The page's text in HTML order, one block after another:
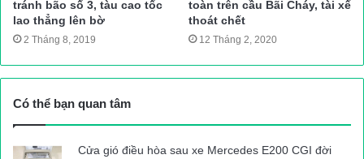
tránh bão số 3, tàu cao tốc
lao thẳng lên bờ
2 Tháng 8, 2019
toàn trên cầu Bãi Cháy, tài xế
thoát chết
12 Tháng 2, 2020
Có thể bạn quan tâm
Cửa gió điều hòa sau xe Mercedes E200 CGI đời